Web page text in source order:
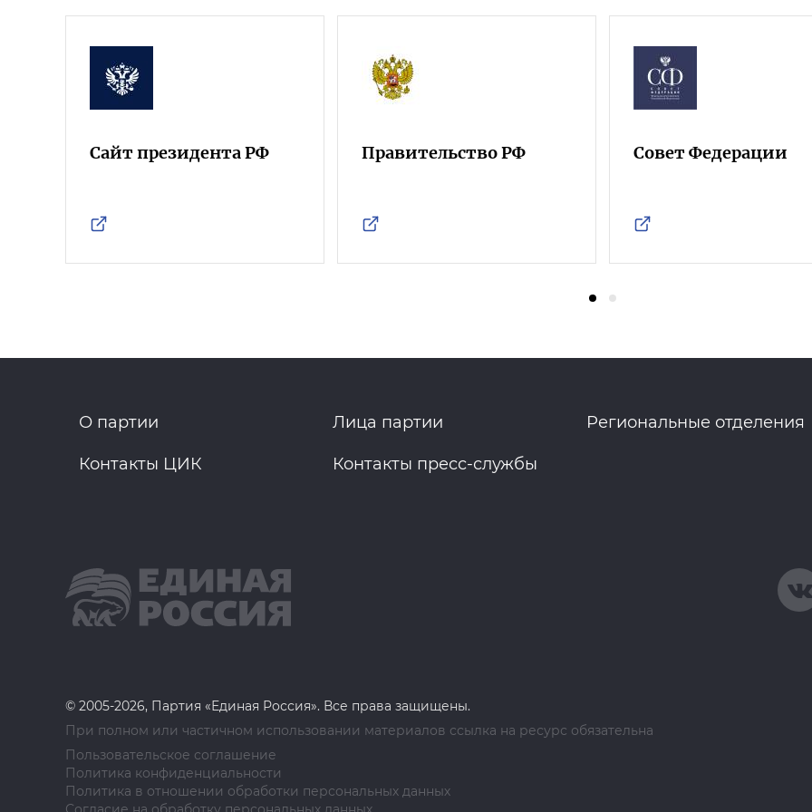
Сайт президента РФ Правительство РФ Совет Федерации
О партии Лица партии Региональные отделения
Контакты ЦИК Контакты пресс-службы
© 2005-2026, Партия «Единая Россия». Все права защищены.
При полном или частичном использовании материалов ссылка на ресурс обязательна
Пользовательское соглашение
Политика конфиденциальности
Политика в отношении обработки персональных данных